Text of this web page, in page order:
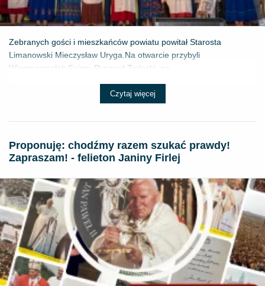
Zebranych gości i mieszkańców powiatu powitał Starosta
Limanowski Mieczysław Uryga.Na otwarcie przybyli
Wicemarszałek Sejmu Ryszard Terlecki, po...
Czytaj więcej
Proponuję: chodźmy razem szukać prawdy!
Zapraszam! - felieton Janiny Firlej